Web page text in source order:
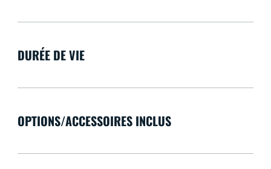
DURÉE DE VIE
OPTIONS/ACCESSOIRES INCLUS